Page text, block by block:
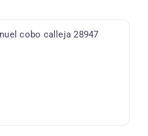
cobo calleja 28947